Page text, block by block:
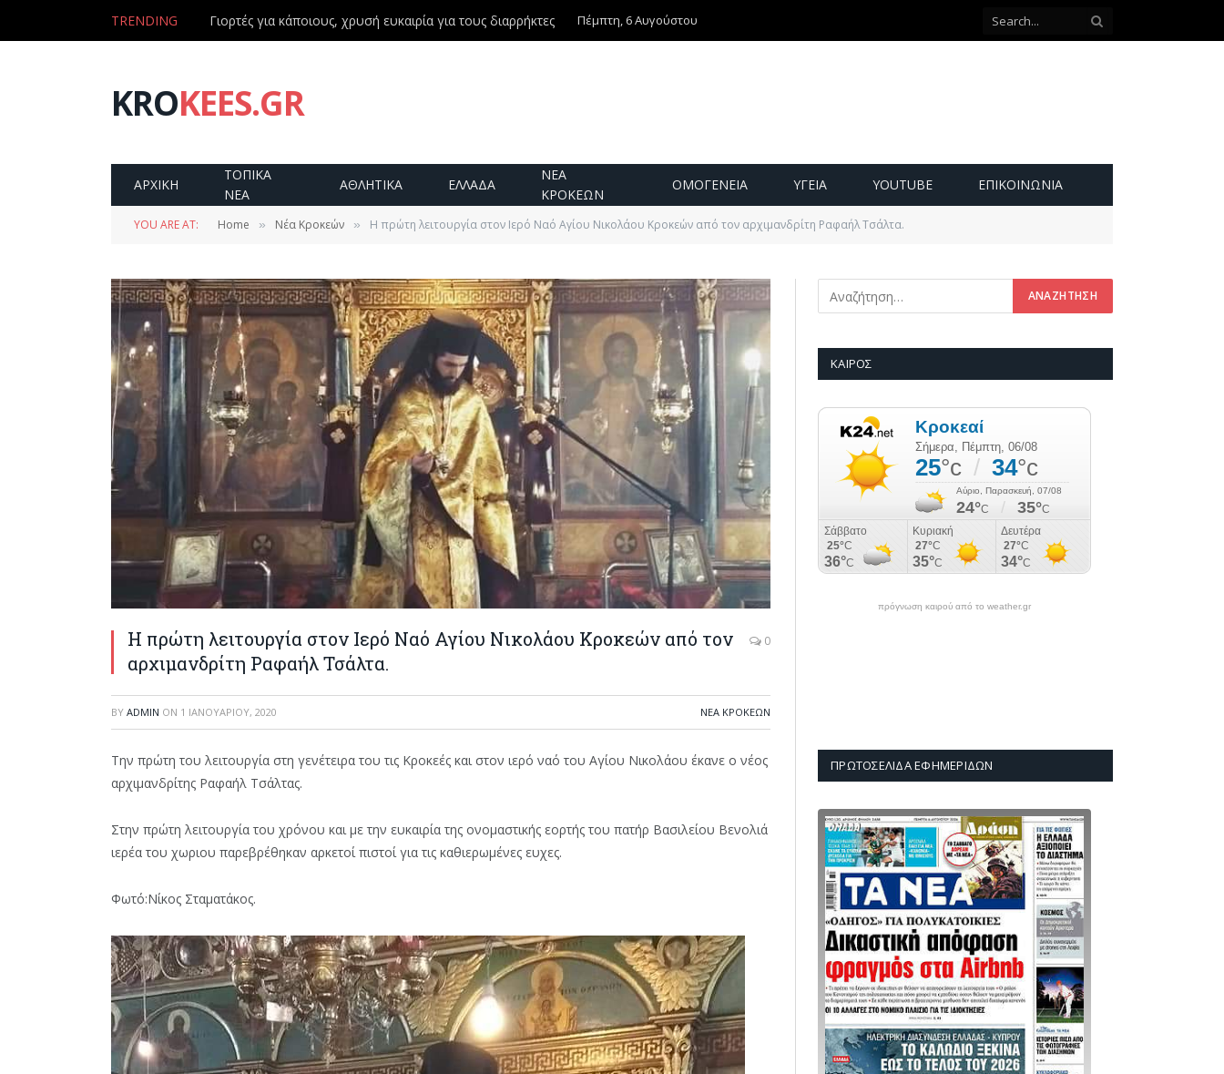
TRENDING Ντίνος Χριστοφιλάκης – Τη Δευτέρα 3 Αυγούστου η εξόδιος ακολουθία Πέμπτη, 6 Αυγούστου
KROKEES.GR
ΑΡΧΙΚΗ
ΤΟΠΙΚΑ
ΝΕΑ
ΑΘΛΗΤΙΚΑ ΕΛΛΑΔΑ
ΝΕΑ
ΚΡΟΚΕΩΝ
ΟΜΟΓΕΝΕΙΑ ΥΓΕΙΑ YOUTUBE ΕΠΙΚΟΙΝΩΝΊΑ
YOU ARE AT: Home » Νέα Κροκεών » Η πρώτη λειτουργία στον Ιερό Ναό Αγίου Νικολάου Κροκεών από τον αρχιμανδρίτη Ραφαήλ Τσάλτα.
Η πρώτη λειτουργία στον Ιερό Ναό Αγίου Νικολάου Κροκεών από τον
αρχιμανδρίτη Ραφαήλ Τσάλτα.
0
BY ADMIN ON 1 ΙΑΝΟΥΑΡΊΟΥ, 2020 ΝΈΑ ΚΡΟΚΕΏΝ
Την πρώτη του λειτουργία στη γενέτειρα του τις Κροκεές και στον ιερό ναό του Αγίου Νικολάου έκανε ο νέος
αρχιμανδρίτης Ραφαήλ Τσάλτας.
Στην πρώτη λειτουργία του χρόνου και με την ευκαιρία της ονομαστικής εορτής του πατήρ Βασιλείου Βενολιά
ιερέα του χωριου παρεβρέθηκαν αρκετοί πιστοί για τις καθιερωμένες ευχες.
Φωτό:Νίκος Σταματάκος.
ΚΑΙΡΌΣ
πρόγνωση καιρού από το weather.gr
ΠΡΩΤΟΣΈΛΙΔΑ ΕΦΗΜΕΡΊΔΩΝ